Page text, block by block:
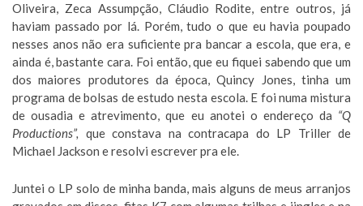
Oliveira, Zeca Assumpção, Cláudio Rodite, entre outros, já
haviam passado por lá. Porém, tudo o que eu havia poupado
nesses anos não era suficiente pra bancar a escola, que era, e
ainda é, bastante cara. Foi então, que eu fiquei sabendo que um
dos maiores produtores da época, Quincy Jones, tinha um
programa de bolsas de estudo nesta escola. E foi numa mistura
de ousadia e atrevimento, que eu anotei o endereço da “Q
Productions”, que constava na contracapa do LP Triller de
Michael Jackson e resolvi escrever pra ele.
Juntei o LP solo de minha banda, mais alguns de meus arranjos